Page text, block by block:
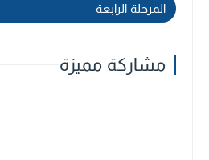
المرحلة الرابعة
مشاركة مميزة